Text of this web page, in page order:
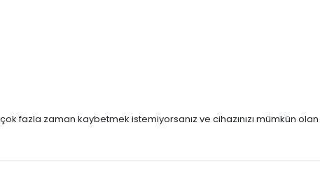
fazla zaman kaybetmek istemiyorsanız ve cihazınızı mümkün